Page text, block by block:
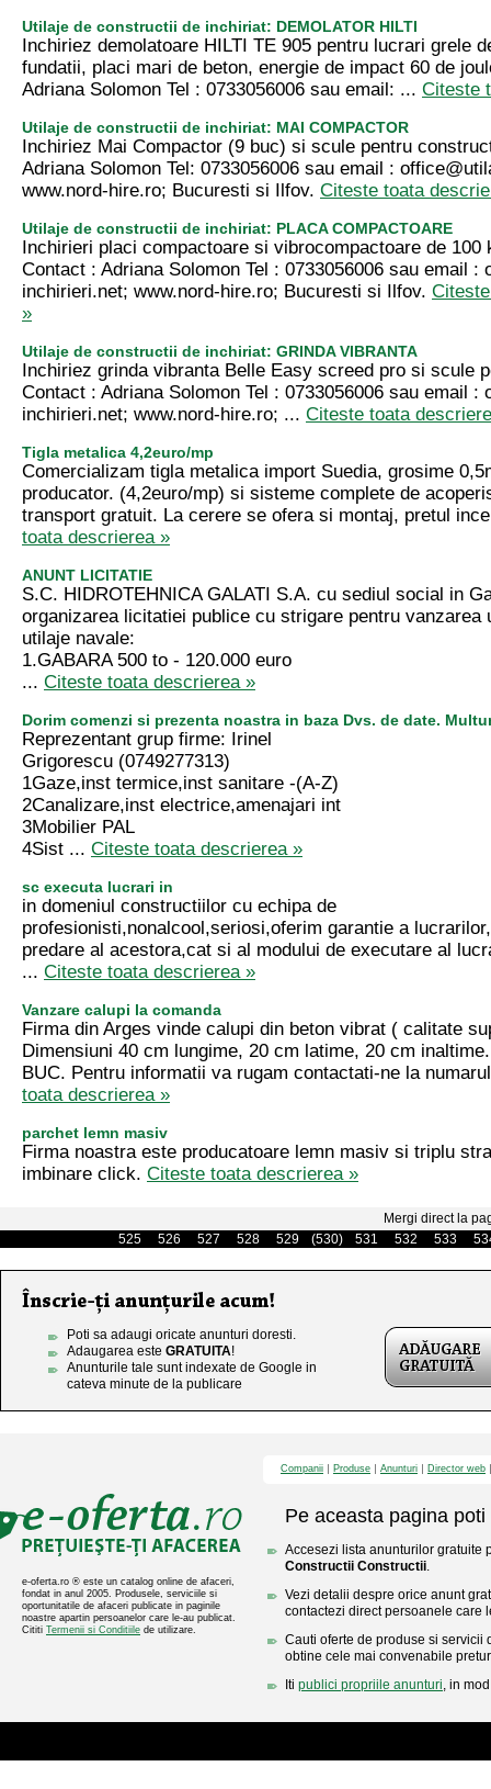
Utilaje de constructii de inchiriat: DEMOLATOR HILTI
Inchiriez demolatoare HILTI TE 905 pentru lucrari grele
fundatii, placi mari de beton, energie de impact 60 de
Adriana Solomon Tel : 0733056006 sau email: ... Citeste
Utilaje de constructii de inchiriat: MAI COMPACTOR
Inchiriez Mai Compactor (9 buc) si scule pentru
Adriana Solomon Tel: 0733056006 sau email :
www.nord-hire.ro; Bucuresti si Ilfov. Citeste toata
Utilaje de constructii de inchiriat: PLACA COMPACTOARE
Inchirieri placi compactoare si vibrocompactoare de 100
Contact : Adriana Solomon Tel : 0733056006 sau email :
inchirieri.net; www.nord-hire.ro; Bucuresti si Ilfov.
»
Utilaje de constructii de inchiriat: GRINDA VIBRANTA
Inchiriez grinda vibranta Belle Easy screed pro si scule
Contact : Adriana Solomon Tel : 0733056006 sau email :
inchirieri.net; www.nord-hire.ro; ... Citeste toata
Tigla metalica 4,2euro/mp
Comercializam tigla metalica import Suedia, grosime
producator. (4,2euro/mp) si sisteme complete de
transport gratuit. La cerere se ofera si montaj, pretul
toata descrierea »
ANUNT LICITATIE
S.C. HIDROTEHNICA GALATI S.A. cu sediul social in
organizarea licitatiei publice cu strigare pentru vanzarea
utilaje navale:
1.GABARA 500 to - 120.000 euro
... Citeste toata descrierea »
Dorim comenzi si prezenta noastra in baza Dvs. de date.
Reprezentant grup firme: Irinel
Grigorescu (0749277313)
1Gaze,inst termice,inst sanitare -(A-Z)
2Canalizare,inst electrice,amenajari int
3Mobilier PAL
4Sist ... Citeste toata descrierea »
sc executa lucrari in
in domeniul constructiilor cu echipa de
profesionisti,nonalcool,seriosi,oferim garantie a
predare al acestora,cat si al modului de executare al
... Citeste toata descrierea »
Vanzare calupi la comanda
Firma din Arges vinde calupi din beton vibrat ( calitate
Dimensiuni 40 cm lungime, 20 cm latime, 20 cm
BUC. Pentru informatii va rugam contactati-ne la
toata descrierea »
parchet lemn masiv
Firma noastra este producatoare lemn masiv si triplu
imbinare click. Citeste toata descrierea »
Mergi direct la
525
526 527 528 529 (530) 531 532 533
Poti sa adaugi oricate anunturi doresti.
Adaugarea este GRATUITA!
Anunturile tale sunt indexate de Google in
cateva minute de la publicare
e-oferta.ro ® este un catalog online de afaceri,
fondat in anul 2005. Produsele, serviciile si
oportunitatile de afaceri publicate in paginile
noastre apartin persoanelor care le-au publicat.
Cititi Termenii si Conditiile de utilizare.
Companii Produse Anunturi Director web
Pe aceasta pagina poti
Accesezi lista anunturilor gratuite
Constructii Constructii.
Vezi detalii despre orice anunt
contactezi direct persoanele care
Cauti oferte de produse si servicii
obtine cele mai convenabile
Iti publici propriile anunturi, in